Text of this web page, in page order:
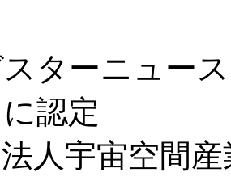
ターニュー
認定
人宇宙空間